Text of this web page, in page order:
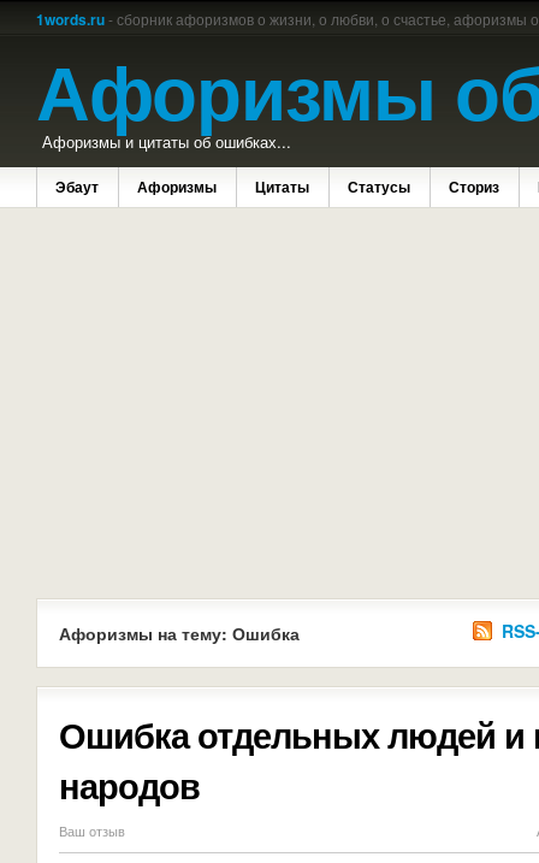
1words.ru- сборник афоризмов о жизни, о любви, о счастье,
Афоризмы
Афоризмы и цитаты об ошибках...
Эбаут Афоризмы Цитаты Статусы Сториз
Афоризмы на тему: Ошибка
Ошибка отдельных людей и
народов
Ваш отзыв